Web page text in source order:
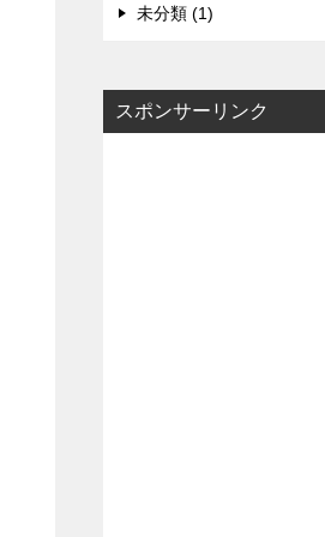
未分類 (1)
スポンサーリンク